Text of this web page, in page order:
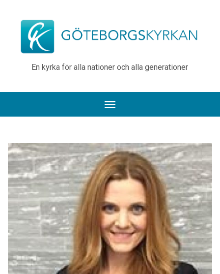
En kyrka för alla nationer och alla generationer